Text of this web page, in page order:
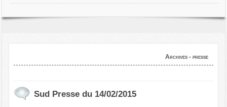
Archives - presse
Sud Presse du 14/02/2015